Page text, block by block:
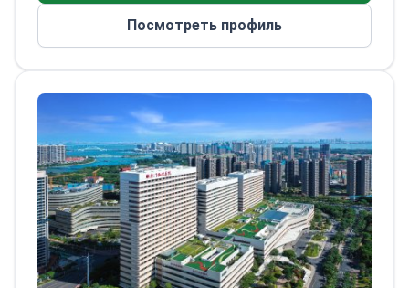
40 лет клинического опыта.
Направления: сложное эндокринное
бесплодие; преждевременная
недостаточность яичников (ПНЯ) и
старение яичников. Разработала метод
«реанимации остаточных фолликулов».
Также лечит синдром поликистозных
яичников (СПКЯ), в том числе без
ожирения, эндометриоз и аденомиоз,
Посмотреть профиль